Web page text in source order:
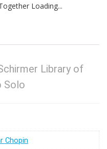
Loading...
Library of
Solo
Chopin